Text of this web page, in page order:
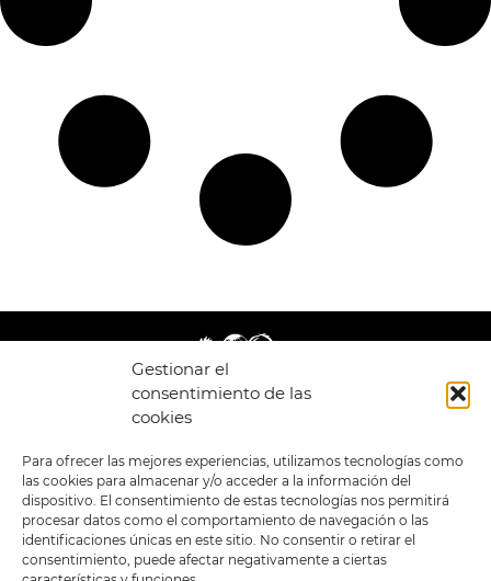
Gestionar el
consentimiento de las
cookies
Para ofrecer las mejores experiencias, utilizamos tecnologías como
las cookies para almacenar y/o acceder a la información del
dispositivo. El consentimiento de estas tecnologías nos permitirá
procesar datos como el comportamiento de navegación o las
identificaciones únicas en este sitio. No consentir o retirar el
consentimiento, puede afectar negativamente a ciertas
LEGAL
POLÍTICA DE
PRIVACIDAD
TÉRMINOS Y
CONDICIONES
GENERALES DE LA
ENLACES
TIENDA
ESTILOS
FORMATOS
PREVENTAS
OFERTAS
MERCHANDISING